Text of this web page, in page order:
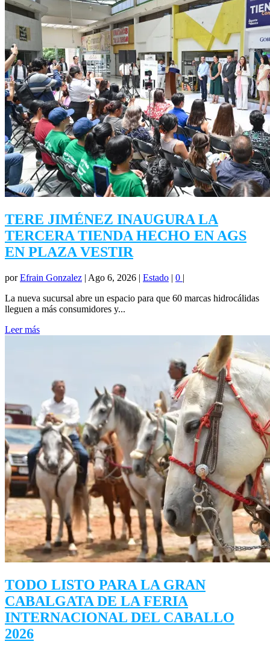
TERE JIMÉNEZ INAUGURA LA
TERCERA TIENDA HECHO EN AGS
EN PLAZA VESTIR
porEfrain Gonzalez | Ago 6, 2026 | Estado | 0 |
La nueva sucursal abre un espacio para que 60 marcas hidrocálidas
lleguen a más consumidores y...
Leer más
TODO LISTO PARA LA GRAN
CABALGATA DE LA FERIA
INTERNACIONAL DEL CABALLO
2026